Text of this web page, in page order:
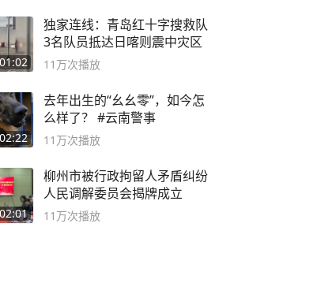
01:02
独家连线：青岛红十字搜救队
3名队员抵达日喀则震中灾区
11万次播放
02:22
去年出生的“幺幺零”，如今怎
么样了？ #云南警事
11万次播放
02:01
柳州市被行政拘留人矛盾纠纷
人民调解委员会揭牌成立
11万次播放